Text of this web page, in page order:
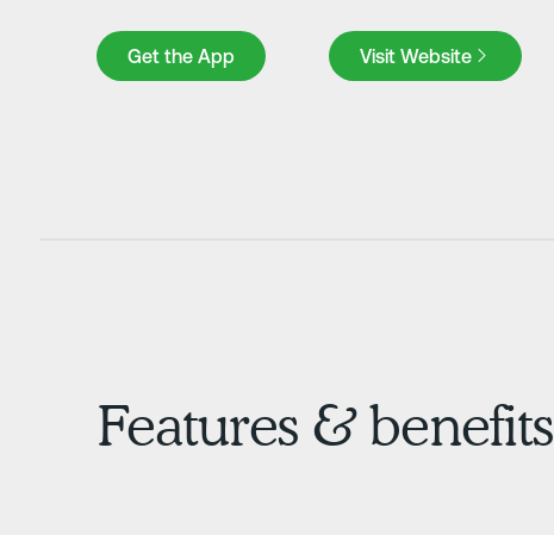
Get the App
Get the App
Visit Website
Visit Website
Features & benefits